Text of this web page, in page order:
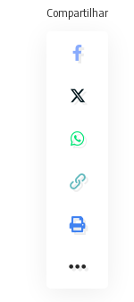
Compartilhar